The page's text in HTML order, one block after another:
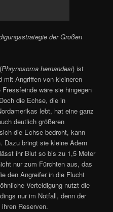
der Großen
Phrynosoma hernandesi) ist
mit Angriffen von kleineren
wäre sie hingegen
die Echse, die in
lebt, hat eine ganz
deutlich größeren
die Echse bedroht, kann
Dazu bringt sie kleine Adern
ihr Blut so bis zu 1,5 Meter
nur zum Fürchten aus, das
den Angreifer in die Flucht
Verteidigung nutzt die
nur im Notfall, denn der
Reserven.